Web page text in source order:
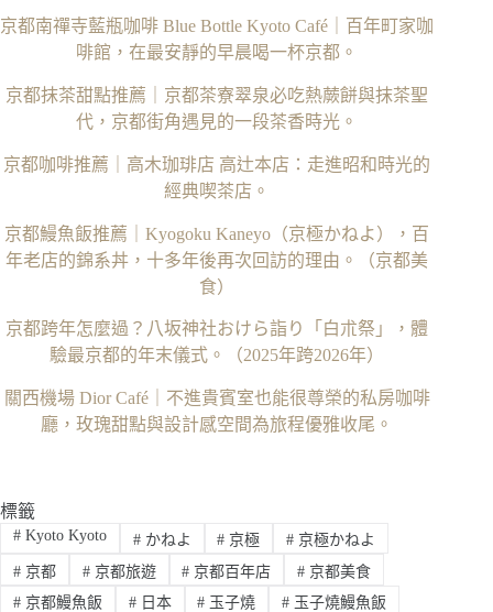
京都南禪寺藍瓶咖啡 Blue Bottle Kyoto Café｜百年町家咖
啡館，在最安靜的早晨喝一杯京都。
京都抹茶甜點推薦｜京都茶寮翠泉必吃熱蕨餅與抹茶聖
代，京都街角遇見的一段茶香時光。
京都咖啡推薦｜高木珈琲店 高辻本店：走進昭和時光的
經典喫茶店。
京都鰻魚飯推薦｜Kyogoku Kaneyo（京極かねよ），百
年老店的錦系丼，十多年後再次回訪的理由。（京都美
食）
京都跨年怎麼過？八坂神社おけら詣り「白朮祭」，體
驗最京都的年末儀式。（2025年跨2026年）
關西機場 Dior Café｜不進貴賓室也能很尊榮的私房咖啡
廳，玫瑰甜點與設計感空間為旅程優雅收尾。
標籤
#Kyoto Kyoto #かねよ # 京極 # 京極かねよ
#京都 #京都旅遊 # 京都百年店 # 京都美食
#京都鰻魚飯 #日本 # 玉子燒 # 玉子燒鰻魚飯